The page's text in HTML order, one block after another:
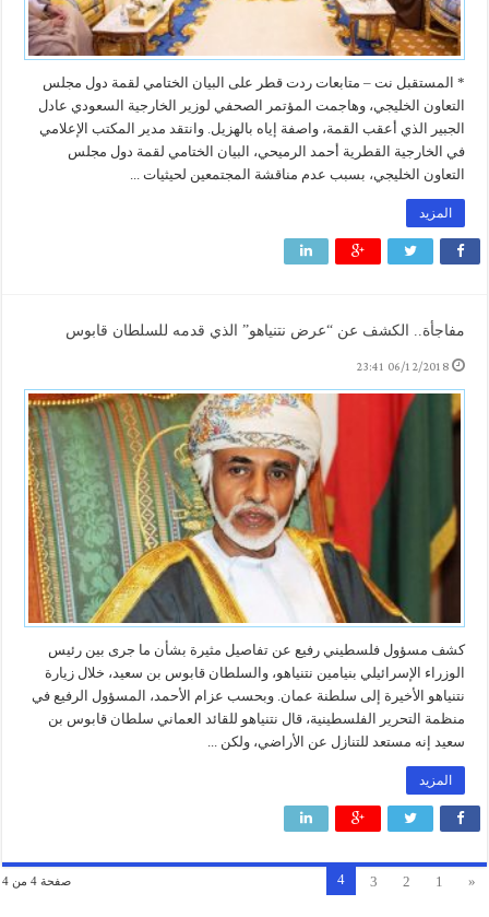
* المستقبل نت – متابعات ردت قطر على البيان الختامي لقمة دول مجلس
التعاون الخليجي، وهاجمت المؤتمر الصحفي لوزير الخارجية السعودي عادل
الجبير الذي أعقب القمة، واصفة إياه بالهزيل. وانتقد مدير المكتب الإعلامي
في الخارجية القطرية أحمد الرميحي، البيان الختامي لقمة دول مجلس
التعاون الخليجي، بسبب عدم مناقشة المجتمعين لحيثيات ...
المزيد
مفاجأة.. الكشف عن “عرض نتنياهو” الذي قدمه للسلطان قابوس
06/12/2018 23:41
كشف مسؤول فلسطيني رفيع عن تفاصيل مثيرة بشأن ما جرى بين رئيس
الوزراء الإسرائيلي بنيامين نتنياهو، والسلطان قابوس بن سعيد، خلال زيارة
نتنياهو الأخيرة إلى سلطنة عمان. وبحسب عزام الأحمد، المسؤول الرفيع في
منظمة التحرير الفلسطينية، قال نتنياهو للقائد العماني سلطان قابوس بن
سعيد إنه مستعد للتنازل عن الأراضي، ولكن ...
المزيد
صفحة 4 من 4 «
1
2
3
4